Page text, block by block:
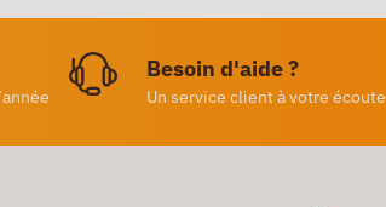
Besoin d'aide ?
Un service client à votre écoute